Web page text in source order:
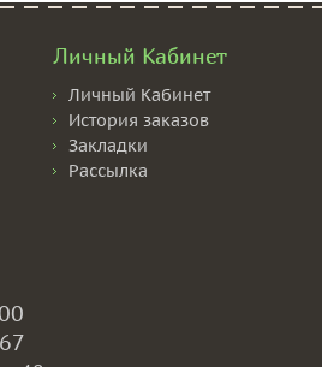
Личный Кабинет
Личный Кабинет
История заказов
Закладки
Рассылка